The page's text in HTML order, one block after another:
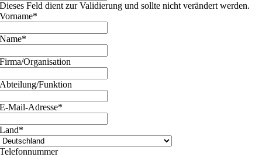
Dieses Feld dient zur Validierung und sollte nicht verändert werden.
Vorname*
Name*
Firma/Organisation
Abteilung/Funktion
E-Mail-Adresse*
Land*
Telefonnummer